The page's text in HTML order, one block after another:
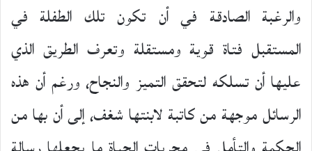
والرغبة الصادقة في أن تكون تلك الطفلة في
المستقبل فتاة قوية ومستقلة وتعرف الطريق الذي
عليها أن تسلكه لتحقق التميز والنجاح، ورغم أن هذه
الرسائل موجهة من كاتبة لابنتها شغف، إلى أن بها من